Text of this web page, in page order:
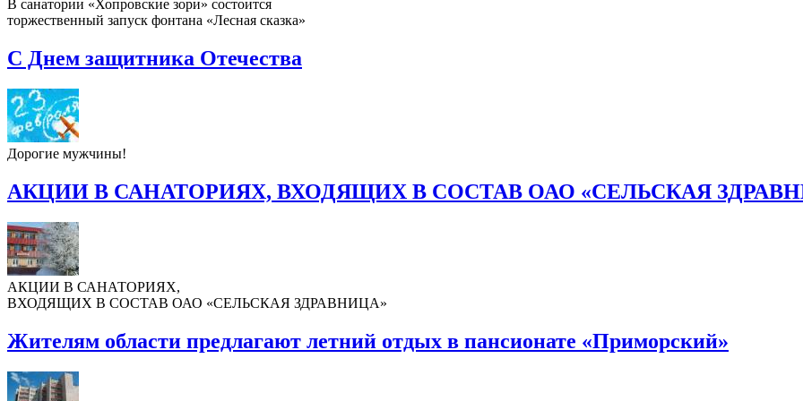
В санатории «Хопровские зори» состоится
торжественный запуск фонтана «Лесная сказка»
С Днем защитника Отечества
Дорогие мужчины!
АКЦИИ В САНАТОРИЯХ, ВХОДЯЩИХ В СОСТАВ ОАО «СЕЛЬСКАЯ
АКЦИИ В САНАТОРИЯХ,
ВХОДЯЩИХ В СОСТАВ ОАО «СЕЛЬСКАЯ ЗДРАВНИЦА»
Жителям области предлагают летний отдых в пансионате «Приморский»